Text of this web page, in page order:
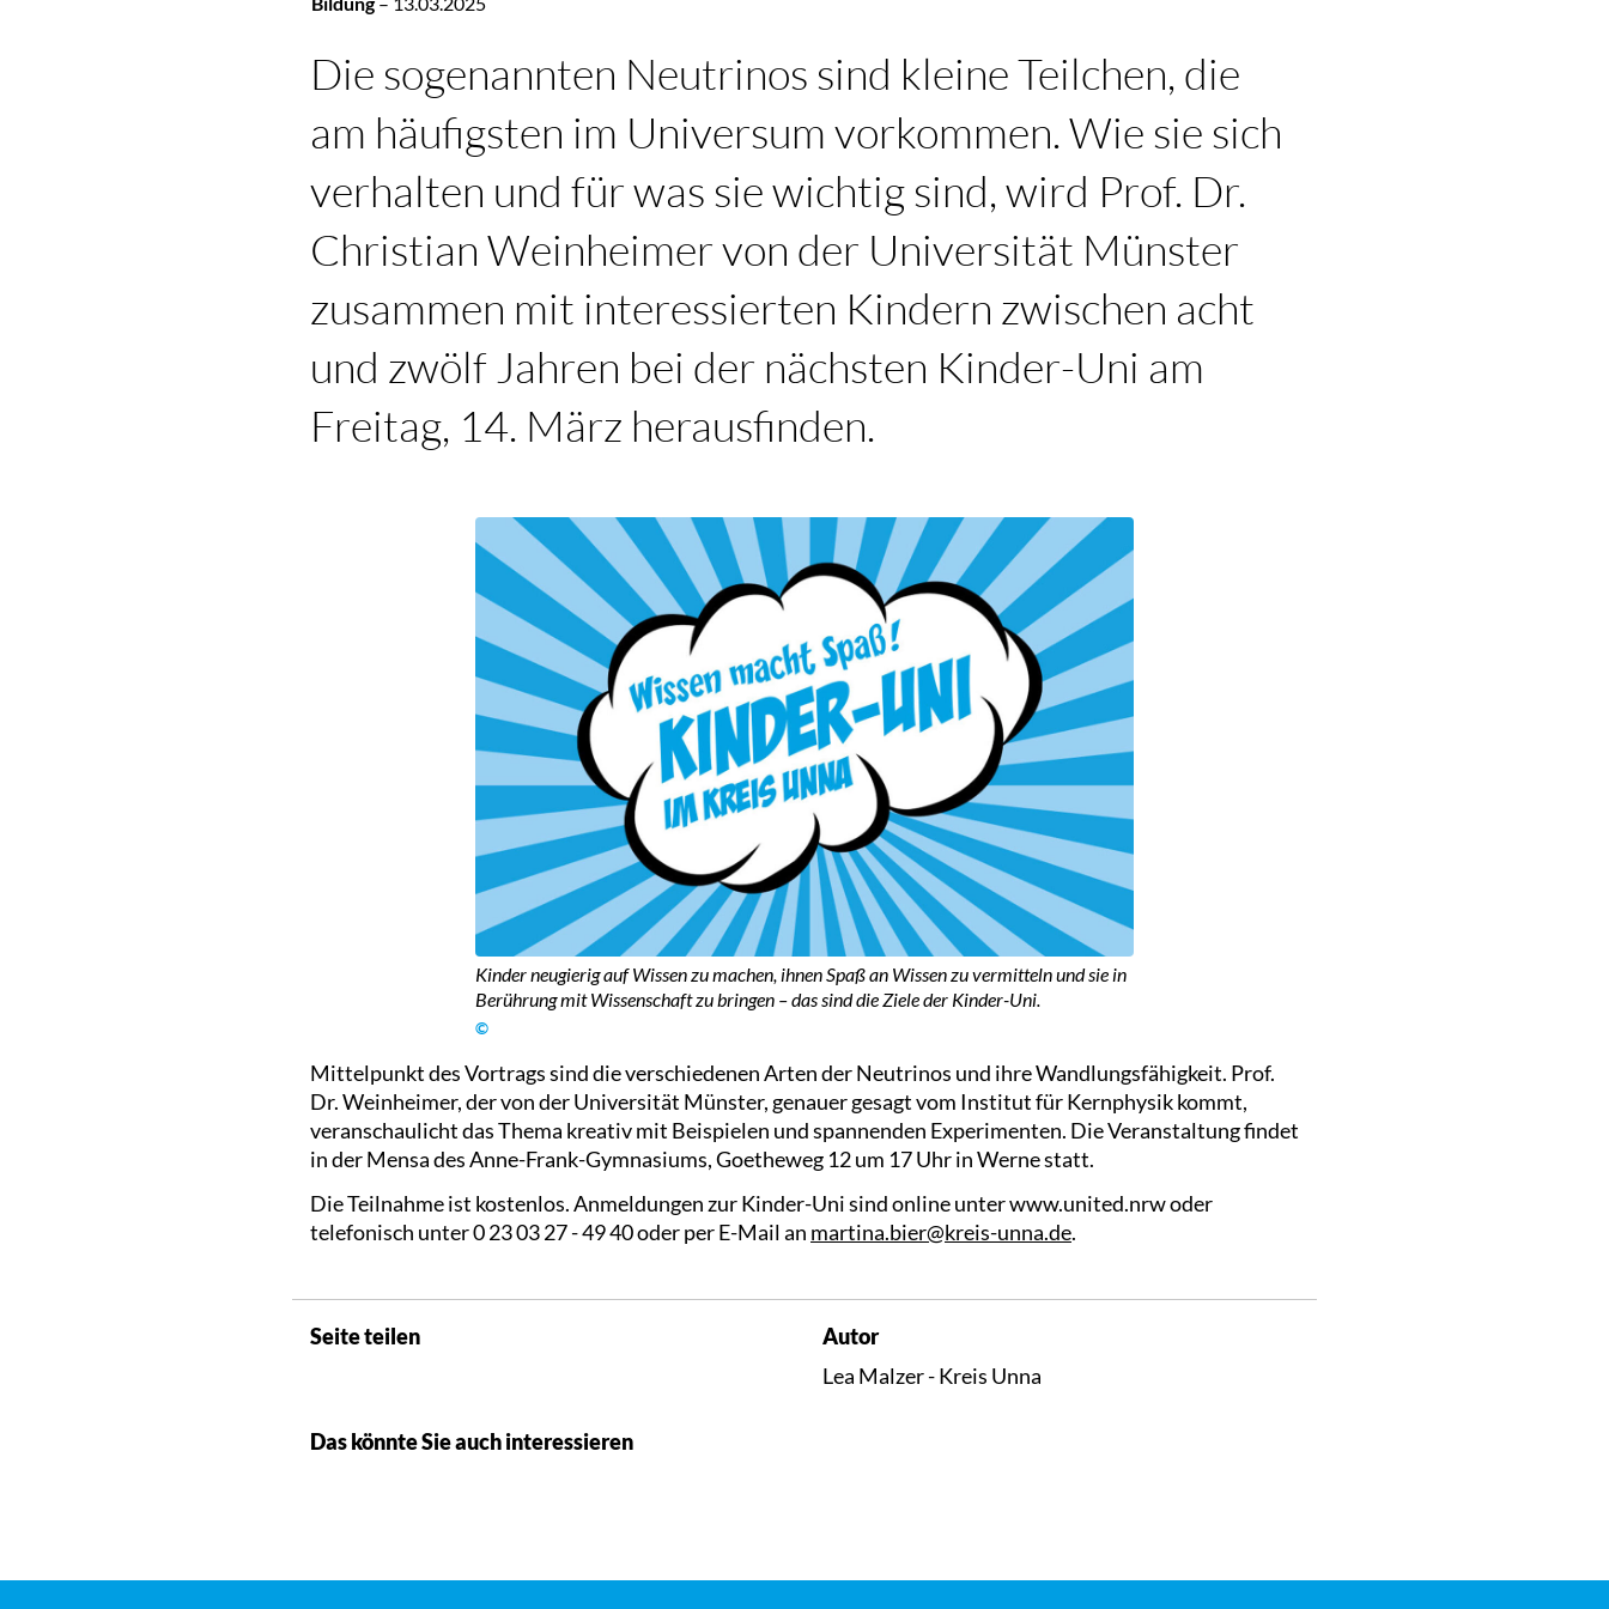
Die sogenannten Neutrinos sind kleine Teilchen, die
am häufigsten im Universum vorkommen. Wie sie sich
verhalten und für was sie wichtig sind, wird Prof. Dr.
Christian Weinheimer von der Universität Münster
zusammen mit interessierten Kindern zwischen acht
und zwölf Jahren bei der nächsten Kinder-Uni am
Freitag, 14. März herausfinden.
Kinder neugierig auf Wissen zu machen, ihnen Spaß an Wissen zu vermitteln und sie in
Berührung mit Wissenschaft zu bringen – das sind die Ziele der Kinder-Uni.
©
Mittelpunkt des Vortrags sind die verschiedenen Arten der Neutrinos und ihre Wandlungsfähigkeit. Prof.
Dr. Weinheimer, der von der Universität Münster, genauer gesagt vom Institut für Kernphysik kommt,
veranschaulicht das Thema kreativ mit Beispielen und spannenden Experimenten. Die Veranstaltung findet
in der Mensa des Anne-Frank-Gymnasiums, Goetheweg 12 um 17 Uhr in Werne statt.
Die Teilnahme ist kostenlos. Anmeldungen zur Kinder-Uni sind online unter www.united.nrw oder
telefonisch unter 0 23 03 27 - 49 40 oder per E-Mail an martina.bier@kreis-unna.de.
Seite teilen
Autor
Lea Malzer - Kreis Unna
Das könnte Sie auch interessieren